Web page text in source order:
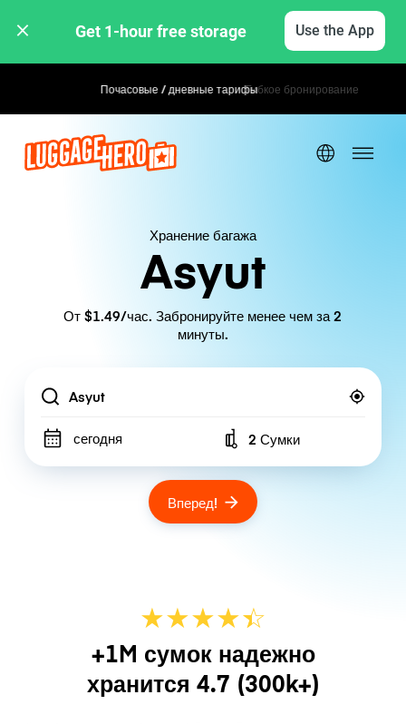
Get 1-hour free storage Use the App
Почасовые / дневные тарифы Гибкое бронирование
Хранение багажа
Asyut
От $1.49/час. Забронируйте менее чем за 2
минуты.
Location
сегодня Number of bags
2 Сумки
Вперед!
★★★★☆
★
+1M сумок надежно
хранится 4.7 (300k+)